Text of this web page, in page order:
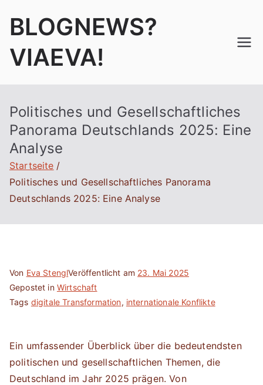
InhaltBLOGNEWS?
VIAEVA!
Politisches und Gesellschaftliches
Panorama Deutschlands 2025: Eine
Analyse
Startseite
Politisches und Gesellschaftliches Panorama
Deutschlands 2025: Eine Analyse
Von Eva StenglVeröffentlicht am 23. Mai 2025
Gepostet in Wirtschaft
Tags digitale Transformation, internationale Konflikte
Ein umfassender Überblick über die bedeutendsten
politischen und gesellschaftlichen Themen, die
Deutschland im Jahr 2025 prägen. Von